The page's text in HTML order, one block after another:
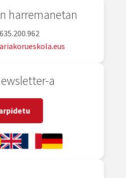
harremanetan
635.200.962
a